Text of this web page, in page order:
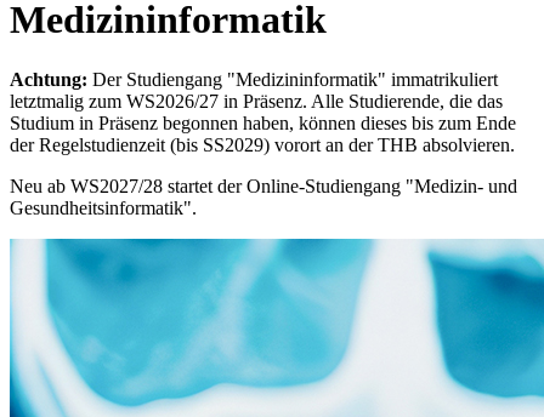
Medizininformatik
Achtung: Der Studiengang "Medizininformatik" immatrikuliert
letztmalig zum WS2026/27 in Präsenz. Alle Studierende, die das
Studium in Präsenz begonnen haben, können dieses bis zum Ende
der Regelstudienzeit (bis SS2029) vorort an der THB absolvieren.
Neu ab WS2027/28 startet der Online-Studiengang "Medizin- und
Gesundheitsinformatik".